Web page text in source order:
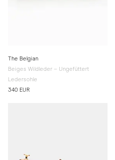
The Belgian
Beiges Wildleder – Ungefüttert
Ledersohle
340 EUR